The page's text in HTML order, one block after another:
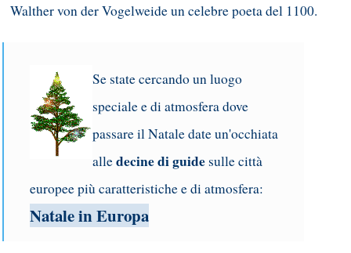
Walther von der Vogelweide un celebre poeta del 1100.
Se state cercando un luogo
speciale e di atmosfera dove
passare il Natale date un'occhiata
alledecine di guidesulle città
europee più caratteristiche e di atmosfera:
Natale in Europa